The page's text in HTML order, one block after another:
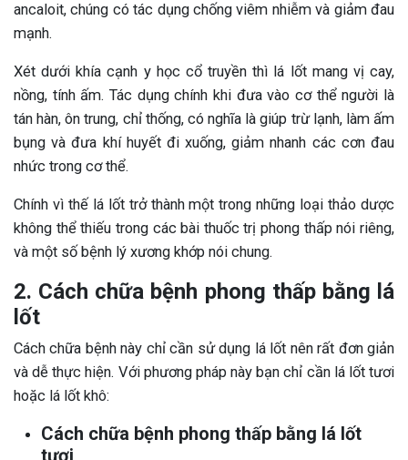
ancaloit, chúng có tác dụng chống viêm nhiễm và giảm đau
mạnh.
Xét dưới khía cạnh y học cổ truyền thì lá lốt mang vị cay,
nồng, tính ấm. Tác dụng chính khi đưa vào cơ thể người là
tán hàn, ôn trung, chỉ thống, có nghĩa là giúp trừ lạnh, làm ấm
bụng và đưa khí huyết đi xuống, giảm nhanh các cơn đau
nhức trong cơ thể.
Chính vì thế lá lốt trở thành một trong những loại thảo dược
không thể thiếu trong các bài thuốc trị phong thấp nói riêng,
và một số bệnh lý xương khớp nói chung.
2. Cách chữa bệnh phong thấp bằng lá
lốt
Cách chữa bệnh này chỉ cần sử dụng lá lốt nên rất đơn giản
và dễ thực hiện. Với phương pháp này bạn chỉ cần lá lốt tươi
hoặc lá lốt khô:
Cách chữa bệnh phong thấp bằng lá lốt
tươi